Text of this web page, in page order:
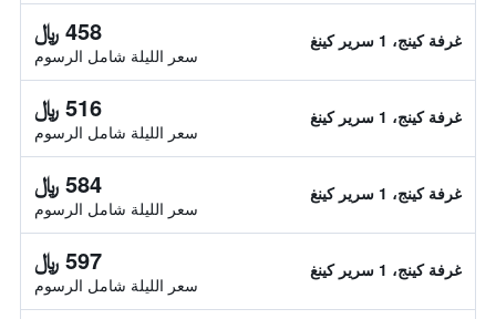
غرفة كينج، 1 سرير كينغ 458 ﷼
سعر الليلة شامل الرسوم
غرفة كينج، 1 سرير كينغ 516 ﷼
سعر الليلة شامل الرسوم
غرفة كينج، 1 سرير كينغ 584 ﷼
سعر الليلة شامل الرسوم
غرفة كينج، 1 سرير كينغ 597 ﷼
سعر الليلة شامل الرسوم